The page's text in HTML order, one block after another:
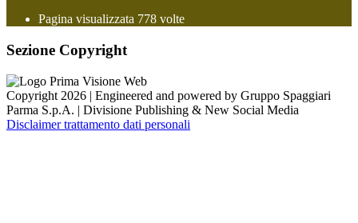
Pagina visualizzata 778 volte
Sezione Copyright
Copyright 2026 | Engineered and powered by Gruppo Spaggiari
Parma S.p.A. | Divisione Publishing & New Social Media
Disclaimer trattamento dati personali